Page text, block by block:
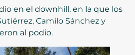
en el downhill, en la que los
Camilo Sánchez y
al podio.